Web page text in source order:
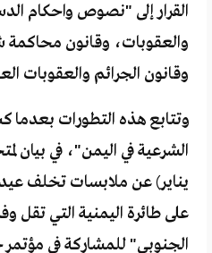
القرار إلى "نصوص واحكام
والعقوبات، وقانون محاكمة
وقانون الجرائم والعقوبات
وتتابع هذه التطورات
يناير) عن ملابسات تخلف
على طائرة اليمنية التي تقل
الجنوبي" للمشاركة في مؤتمر